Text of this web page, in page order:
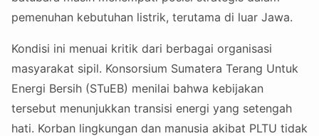
pemenuhan kebutuhan listrik, terutama di luar Jawa.
Kondisi ini menuai kritik dari berbagai organisasi
masyarakat sipil. Konsorsium Sumatera Terang Untuk
Energi Bersih (STuEB) menilai bahwa kebijakan
tersebut menunjukkan transisi energi yang setengah
hati. Korban lingkungan dan manusia akibat PLTU tidak